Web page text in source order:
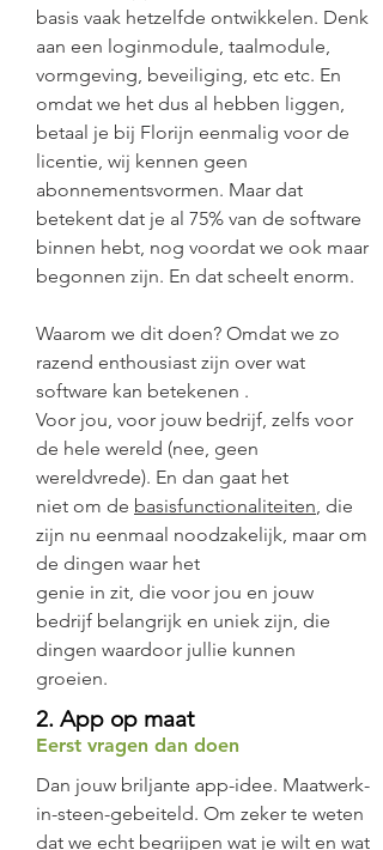
basis vaak hetzelfde ontwikkelen. Denk
aan een loginmodule, taalmodule,
vormgeving, beveiliging, etc etc. En
omdat we het dus al hebben liggen,
betaal je bij Florijn eenmalig voor de
licentie, wij kennen geen
abonnementsvormen. Maar dat
betekent dat je al 75% van de software
binnen hebt, nog voordat we ook maar
begonnen zijn. En dat scheelt enorm.
Waarom we dit doen? Omdat we zo
razend enthousiast zijn over wat
software kan betekenen .
Voor jou, voor jouw bedrijf, zelfs voor
de hele wereld (nee, geen
wereldvrede). En dan gaat het
niet om de basisfunctionaliteiten, die
zijn nu eenmaal noodzakelijk, maar om
de dingen waar het
genie in zit, die voor jou en jouw
bedrijf belangrijk en uniek zijn, die
dingen waardoor jullie kunnen
groeien.
2. App op maat
Eerst vragen dan doen
Dan jouw briljante app-idee. Maatwerk-
in-steen-gebeiteld. Om zeker te weten
dat we echt begrijpen wat je wilt en wat